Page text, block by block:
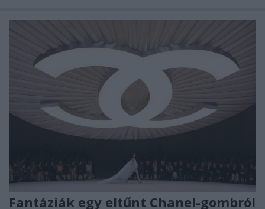
Fantáziák egy eltűnt Chanel-gombról